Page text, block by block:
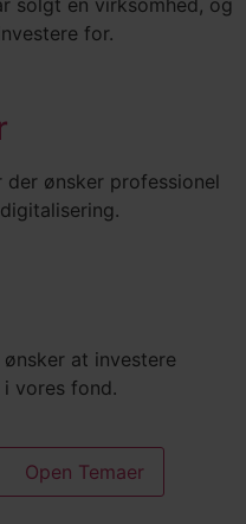
for.
ønsker professionel
at investere
vores fond.
Open Temaer